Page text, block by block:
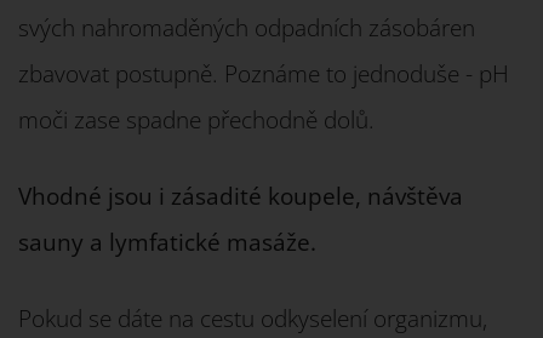
svých nahromaděných odpadních zásobáren
zbavovat postupně. Poznáme to jednoduše - pH
moči zase spadne přechodně dolů.
Vhodné jsou i zásadité koupele, návštěva
sauny a lymfatické masáže.
Pokud se dáte na cestu odkyselení organizmu,